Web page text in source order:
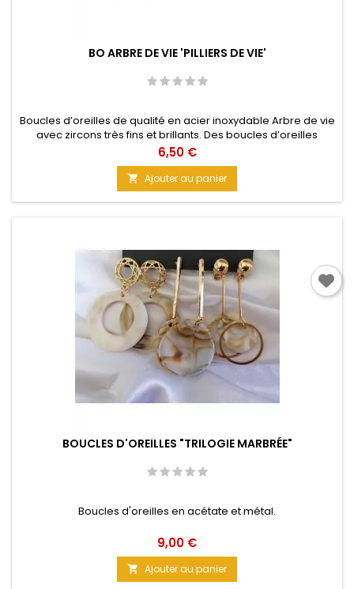
BO ARBRE DE VIE 'PILLIERS DE VIE'
Boucles d’oreilles de qualité en acier inoxydable Arbre de vie
avec zircons très fins et brillants. Des boucles d’oreilles
minimalistes, discrètes, chics et élégantes pour vos tenues
de soirée. Glamour assuré avec ce design. Taille : 3,5 cm
Prix
6,50 €
 Ajouter au panier
BOUCLES D'OREILLES "TRILOGIE MARBRÉE"
Boucles d'oreilles en acétate et métal.
Prix
9,00 €
 Ajouter au panier